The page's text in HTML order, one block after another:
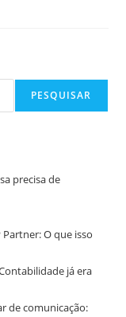
PESQUISAR
precisa de
O que isso
já era
de comunicação: